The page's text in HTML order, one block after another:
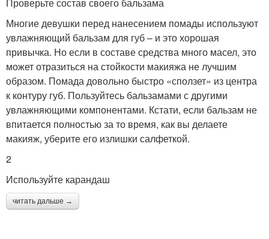
Многие девушки перед нанесением помады используют
увлажняющий бальзам для губ – и это хорошая
привычка. Но если в составе средства много масел, это
может отразиться на стойкости макияжа не лучшим
образом. Помада довольно быстро «сползет» из центра
к контуру губ. Пользуйтесь бальзамами с другими
увлажняющими компонентами. Кстати, если бальзам не
впитается полностью за то время, как вы делаете
макияж, уберите его излишки салфеткой.
2
Используйте карандаш
читать дальше →